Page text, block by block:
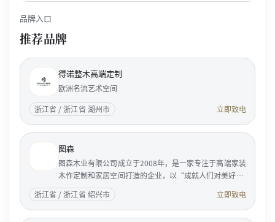
品牌入口
推荐品牌
得诺整木高端定制
欧洲名流艺术空间
浙江省 / 浙江省 湖州市
立即致电
图森
图森木业有限公司成立于2008年，是一家专注于高端家装
木作定制和家居空间打造的企业，以“成就人们对美好居
家生活的向往”为使命，服务国内外成功人士和精英客
户。 <p...
浙江省 / 浙江省 绍兴市 立即致电